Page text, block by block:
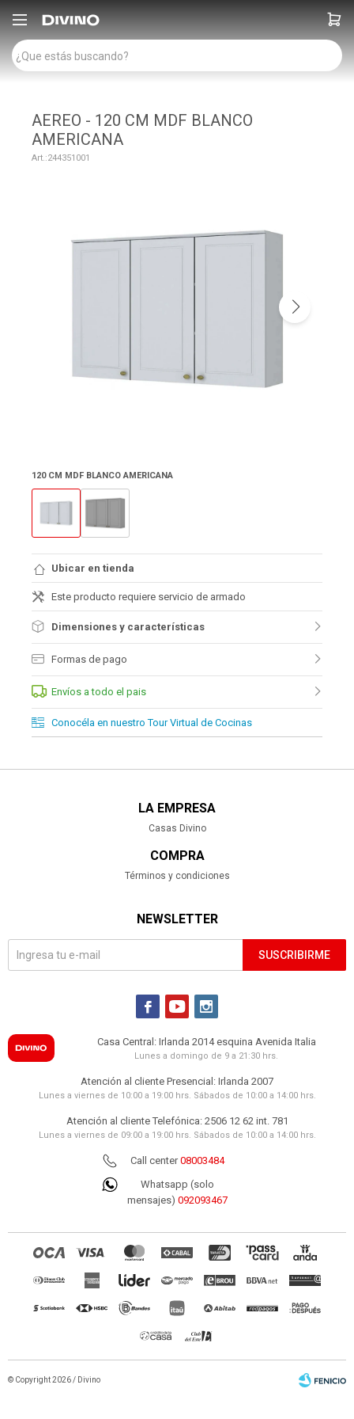

AEREO - 120 CM MDF BLANCO
AMERICANA
244351001
120 CM MDF BLANCO AMERICANA
Ubicar en tienda
Este producto requiere servicio de armado
Dimensiones y características
Formas de pago
Envíos a todo el pais
Conocéla en nuestro Tour Virtual de Cocinas
LA EMPRESA
Casas Divino
COMPRA
Términos y condiciones
NEWSLETTER
SUSCRIBIRME
  
Casa Central: Irlanda 2014 esquina Avenida Italia
Lunes a domingo de 9 a 21:30 hrs.
Atención al cliente Presencial: Irlanda 2007
Lunes a viernes de 10:00 a 19:00 hrs. Sábados de 10:00 a 14:00 hrs.
Atención al cliente Telefónica: 2506 12 62 int. 781
Lunes a viernes de 09:00 a 19:00 hrs. Sábados de 10:00 a 14:00 hrs.
Call center08003484
Whatsapp (solo
mensajes) 092093467
© Copyright 2026 / Divino